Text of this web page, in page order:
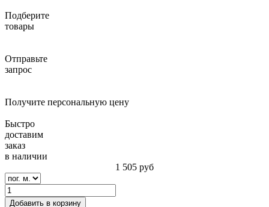
Подберите
товары
Отправьте
запрос
Получите персональную цену
Быстро
доставим
заказ
в наличии
1 505 руб
Добавить в корзину